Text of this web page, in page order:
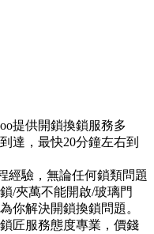
提供開鎖換鎖服務多
達，最快20分鐘左右到
經驗，無論任何鎖類問題
/夾萬不能開啟/玻璃門
你解決開鎖換鎖問題。
匠服務態度專業，價錢